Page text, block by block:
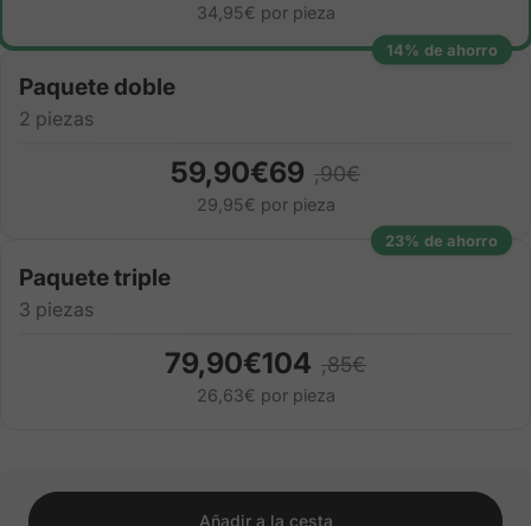
34,95€ por pieza
14% de ahorro
Paquete doble
2 piezas
59,90€69 ,90€
29,95€ por pieza
23% de ahorro
Paquete triple
3 piezas
79,90€104 ,85€
26,63€ por pieza
Añadir a la cesta